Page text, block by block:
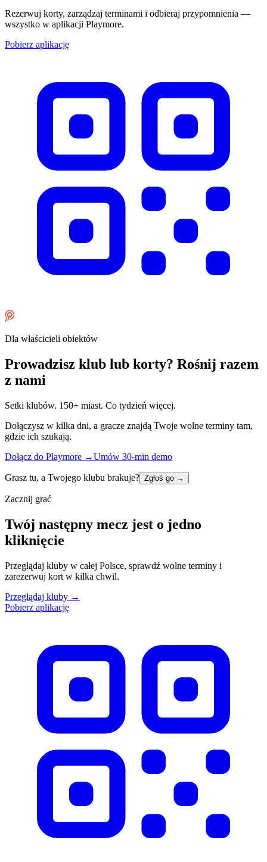
Rezerwuj korty, zarządzaj terminami i odbieraj przypomnienia —
wszystko w aplikacji Playmore.
Pobierz aplikację
Dla właścicieli obiektów
Prowadzisz klub lub korty? Rośnij razem
z nami
Setki klubów. 150+ miast. Co tydzień więcej.
Dołączysz w kilka dni, a gracze znajdą Twoje wolne terminy tam,
gdzie ich szukają.
Dołącz do Playmore →Umów 30-min demo
Grasz tu, a Twojego klubu brakuje? Zgłoś go →
Zacznij grać
Twój następny mecz jest o jedno
kliknięcie
Przeglądaj kluby w całej Polsce, sprawdź wolne terminy i
zarezerwuj kort w kilka chwil.
Przeglądaj kluby →
Pobierz aplikację